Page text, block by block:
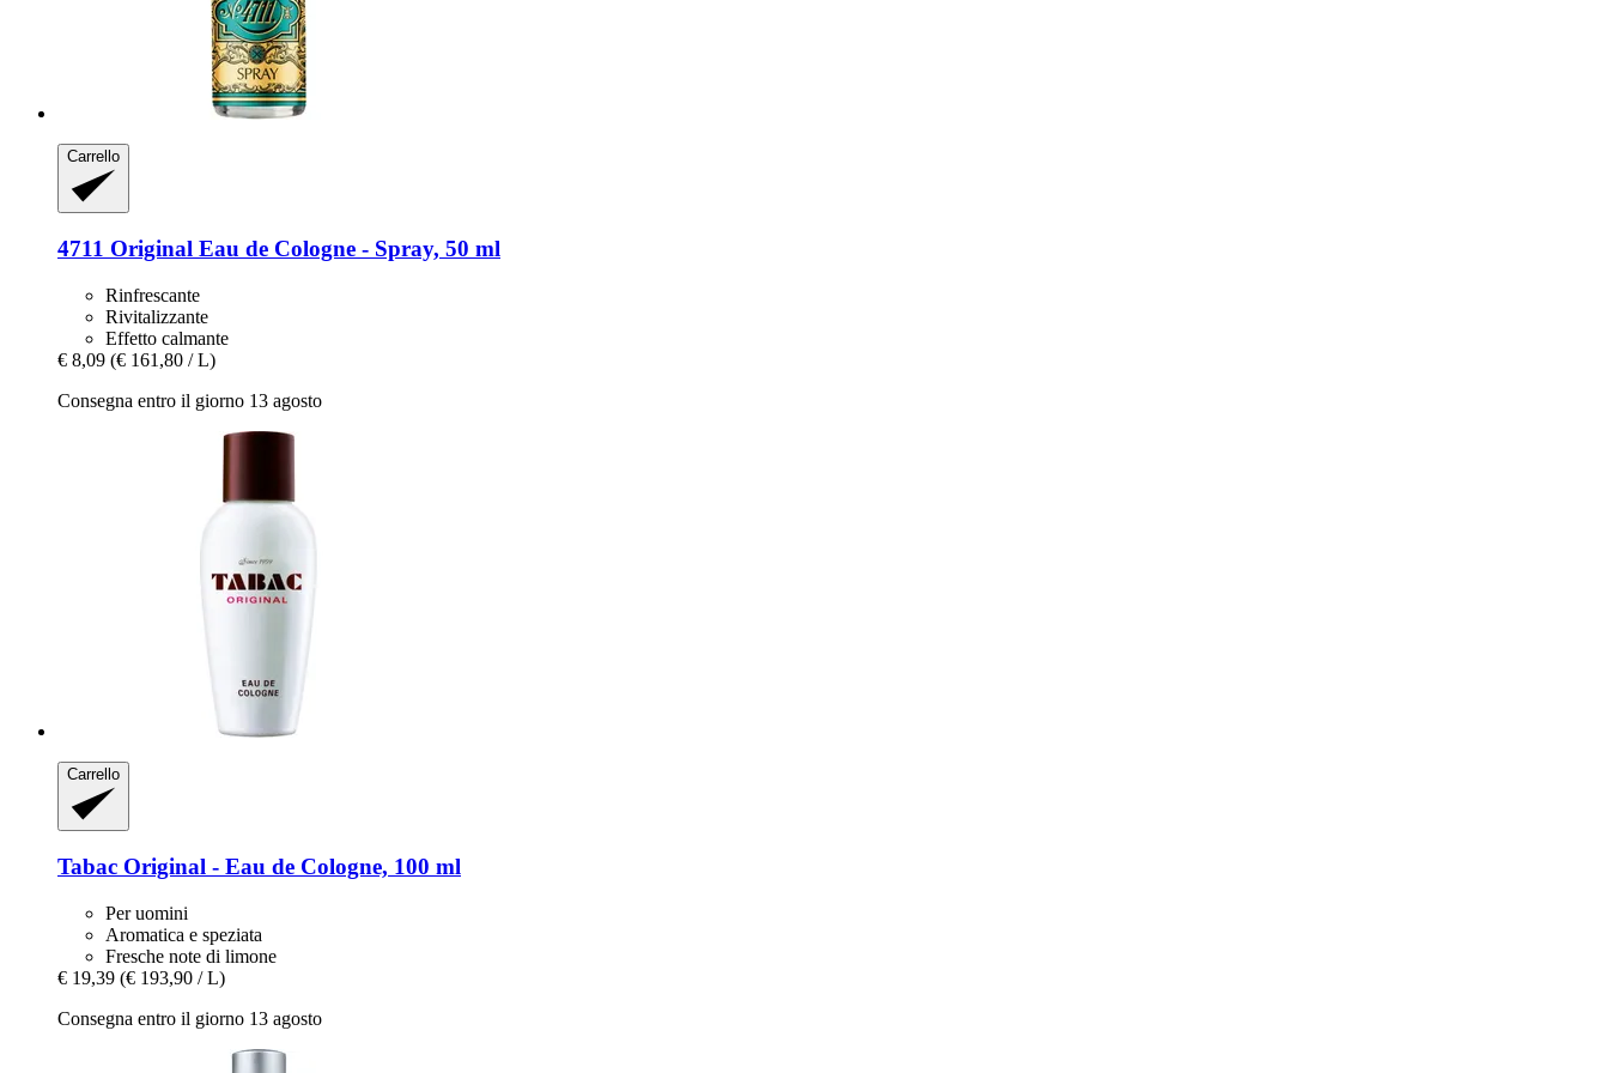
Carrello
4711 Original Eau de Cologne -​ Spray, 50 ml
Rinfrescante
Rivitalizzante
Effetto calmante
€ 8,09 (€ 161,80 / L)
Consegna entro il giorno 13 agosto
Carrello
Tabac Original -​ Eau de Cologne, 100 ml
Per uomini
Aromatica e speziata
Fresche note di limone
€ 19,39 (€ 193,90 / L)
Consegna entro il giorno 13 agosto